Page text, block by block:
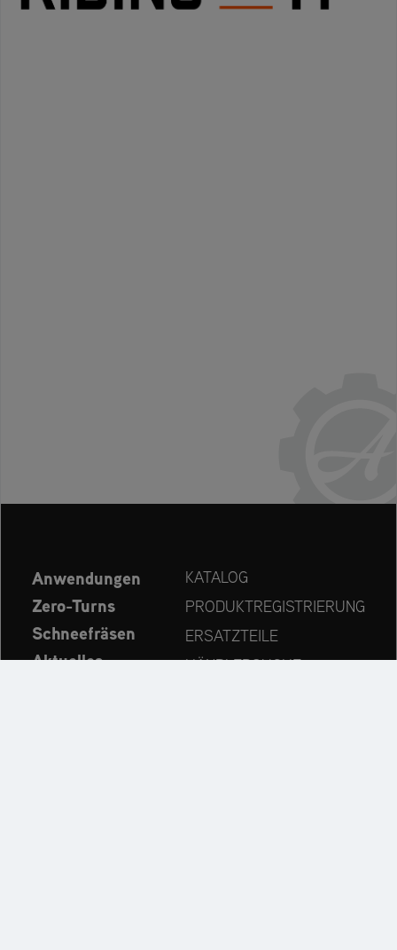
Anwendungen
Zero-Turns
Schneefräsen
Aktuelles
KATALOG
PRODUKTREGISTRIERUNG
ERSATZTEILE
HÄNDLERSUCHE